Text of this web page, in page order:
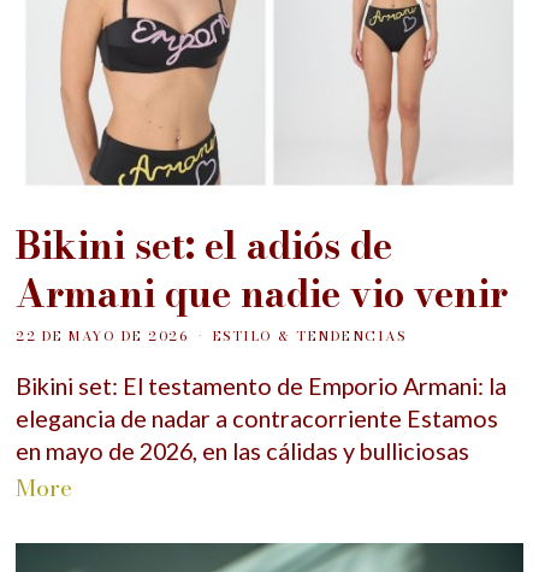
Bikini set: el adiós de
Armani que nadie vio venir
22 DE MAYO DE 2026 ESTILO & TENDENCIAS
Bikini set: El testamento de Emporio Armani: la
elegancia de nadar a contracorriente Estamos
en mayo de 2026, en las cálidas y bulliciosas
More